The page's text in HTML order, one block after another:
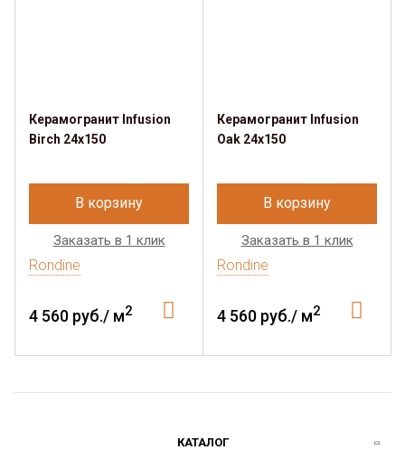
Керамогранит Infusion
Birch 24x150
В корзину
Заказать в 1 клик
Rondine
4 560 руб./ м2
Керамогранит Infusion
Oak 24x150
В корзину
Заказать в 1 клик
Rondine
4 560 руб./ м2
КАТАЛОГ